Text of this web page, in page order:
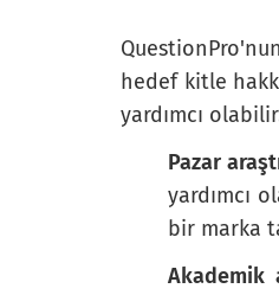
Beyaz et
Her hafta
How
$500 dolar
hedef kitle
yardımcı
Pazar
yardımcı
bir marka
Akademik